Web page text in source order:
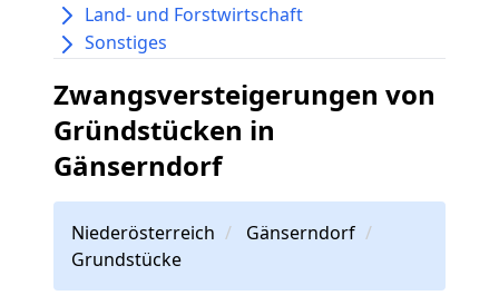
Land- und Forstwirtschaft
Sonstiges
Zwangsversteigerungen von
Gründstücken in
Gänserndorf
Niederösterreich
Gänserndorf
Grundstücke